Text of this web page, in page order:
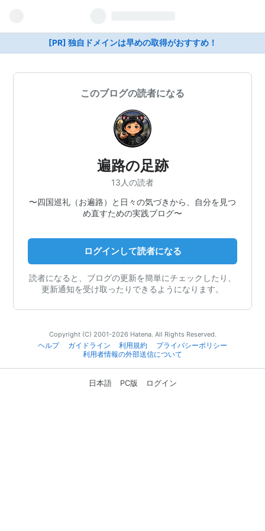
[PR] 独自ドメインは早めの取得がおすすめ！
このブログの読者になる
遍路の足跡
13人の読者
〜四国巡礼（お遍路）と日々の気づきから、自分を見つ
め直すための実践ブログ〜
ログインして読者になる
読者になると、ブログの更新を簡単にチェックしたり、
更新通知を受け取ったりできるようになります。
Copyright (C) 2001-2026 Hatena. All Rights Reserved.
ヘルプ
ガイドライン 利用規約
プライバシーポリシー
利用者情報の外部送信について
日本語 PC版 ログイン